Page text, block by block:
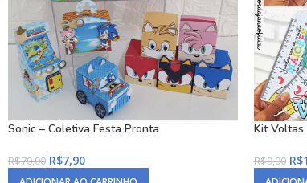
Sonic – Coletiva Festa Pronta
R$70,00 R$7,90
Kit Voltas
R$9,00 R$